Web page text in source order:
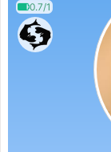
0.7/1